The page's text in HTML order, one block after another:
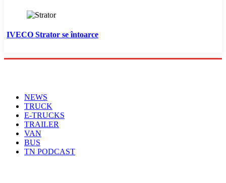
IVECO Strator se întoarce
NEWS
TRUCK
E-TRUCKS
TRAILER
VAN
BUS
TN PODCAST